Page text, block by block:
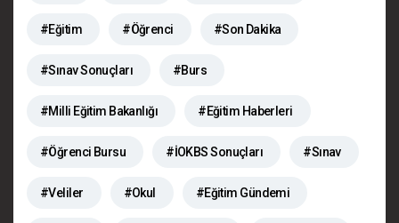
#Eğitim #Öğrenci #Son Dakika
#Sınav Sonuçları #Burs
#Milli Eğitim Bakanlığı #Eğitim Haberleri
#Öğrenci Bursu #İOKBS Sonuçları #Sınav
#Veliler #Okul #Eğitim Gündemi